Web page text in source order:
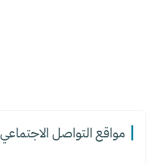
مواقع التواصل الاجتماعي